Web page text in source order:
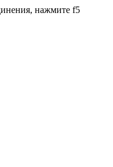
нажмите f5